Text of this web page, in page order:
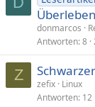
donmarcos
Antworten 8
Z
zefix Linux
Antworten 12